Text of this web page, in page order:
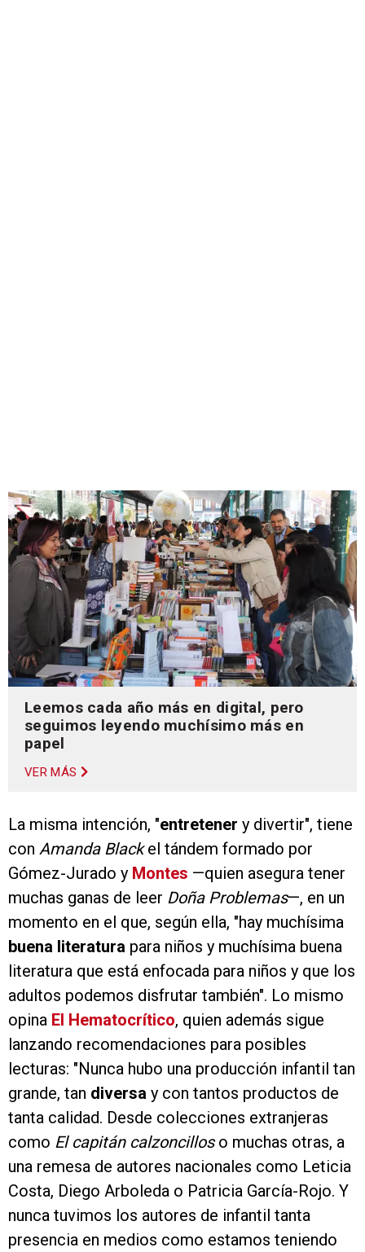
Leemos cada año más en digital, pero
seguimos leyendo muchísimo más en
papel
VER MÁS
La misma intención, "entretener y divertir", tiene
con Amanda Blackel tándem formado por
Gómez-Jurado y Montes —quien asegura tener
muchas ganas de leer Doña Problemas—, en un
momento en el que, según ella, "hay muchísima
buena literatura para niños y muchísima buena
literatura que está enfocada para niños y que los
adultos podemos disfrutar también". Lo mismo
opina El Hematocrítico, quien además sigue
lanzando recomendaciones para posibles
lecturas: "Nunca hubo una producción infantil tan
grande, tan diversa y con tantos productos de
tanta calidad. Desde colecciones extranjeras
como El capitán calzoncilloso muchas otras, a
una remesa de autores nacionales como Leticia
Costa, Diego Arboleda o Patricia García-Rojo. Y
nunca tuvimos los autores de infantil tanta
presencia en medios como estamos teniendo